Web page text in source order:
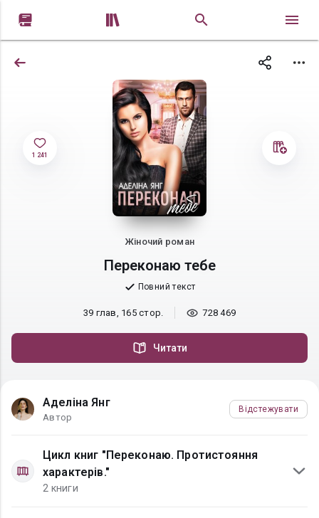
 
1 241
Жіночий роман
Переконаю тебе
Повний текст
39 глав, 165 стор. 728 469
Читати
Аделіна Янг
Автор
Відстежувати
Цикл книг "Переконаю. Протистояння
характерів."
2 книги